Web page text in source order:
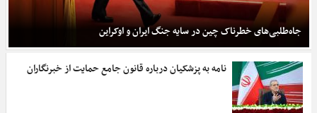
جاه‌طلبی‌های خطرناک چین در سایه جنگ‌ ایران و اوکراین
نامه به پزشکیان درباره قانون جامع حمایت از خبرنگاران